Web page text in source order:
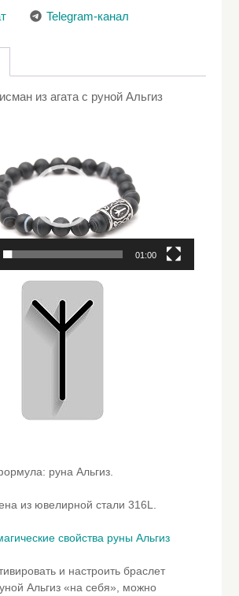
Telegram-канал
из агата с руной Альгиз
01:00
руна Альгиз.
из ювелирной стали 316L.
свойства руны Альгиз
и настроить браслет
Альгиз «на себя», можно